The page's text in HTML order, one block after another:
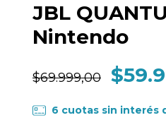
JBL
Nintendo
$69.999,00
6 cuotas sin interés